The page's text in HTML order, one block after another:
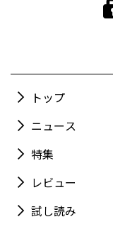
トップ
ニュース
特集
レビュー
試し読み